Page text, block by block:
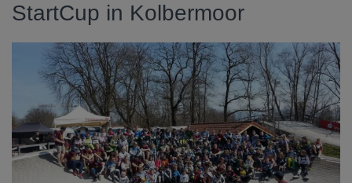
StartCup in Kolbermoor